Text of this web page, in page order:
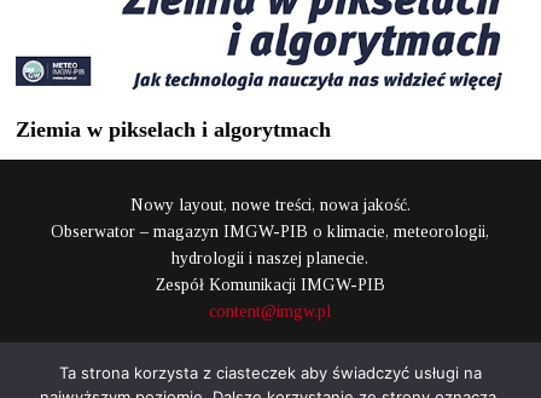
Ziemia w pikselach i algorytmach
Nowy layout, nowe treści, nowa jakość.
Obserwator – magazyn IMGW-PIB o klimacie, meteorologii,
hydrologii i naszej planecie.
Zespół Komunikacji IMGW-PIB
content@imgw.pl
Ta strona korzysta z ciasteczek aby świadczyć usługi na